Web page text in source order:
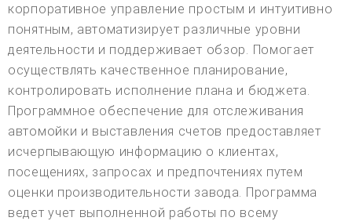
корпоративное управление простым и интуитивно
понятным, автоматизирует различные уровни
деятельности и поддерживает обзор. Помогает
осуществлять качественное планирование,
контролировать исполнение плана и бюджета.
Программное обеспечение для отслеживания
автомойки и выставления счетов предоставляет
исчерпывающую информацию о клиентах,
посещениях, запросах и предпочтениях путем
оценки производительности завода. Программа
ведет учет выполненной работы по всему